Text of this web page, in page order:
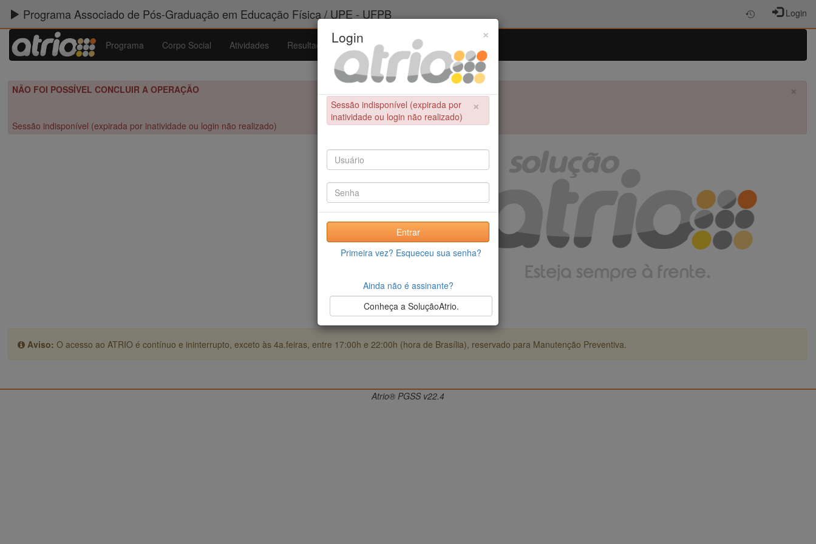
Programa Associado de Pós-Graduação em Educação Física / UPE - UFPB Login
Programa Corpo Social Atividades Resultados Admissão Ferramentas
×
NÃO FOI POSSÍVEL CONCLUIR A OPERAÇÃO
Sessão indisponível (expirada por inatividade ou login não realizado)
Aviso: O acesso ao ATRIO é contínuo e ininterrupto, exceto às 4a.feiras, entre 17:00h e 22:00h (hora de Brasília), reservado para Manutenção Preventiva.
×
Login
×
Sessão indisponível (expirada por
inatividade ou login não realizado)
Entrar
Primeira vez? Esqueceu sua senha?
Ainda não é assinante?
Conheça a SoluçãoAtrio.
Atrio® PGSS v22.4